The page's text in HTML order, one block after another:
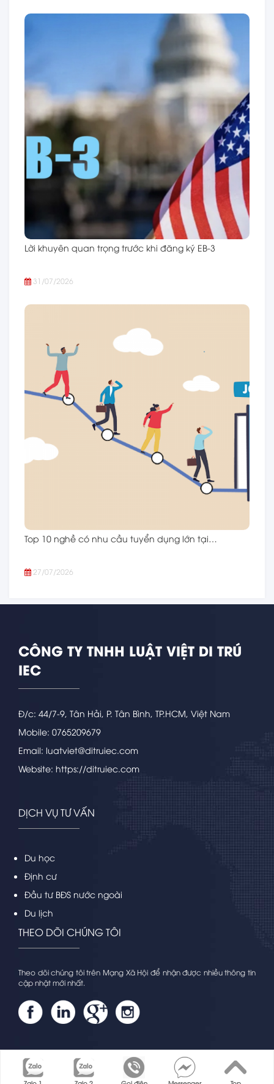
Lời khuyên quan trọng trước khi đăng ký EB-3
31/07/2026
Top 10 nghề có nhu cầu tuyển dụng lớn tại…
27/07/2026
CÔNG TY TNHH LUẬT VIỆT DI TRÚ
IEC
Đ/c: 44/7-9, Tân Hải, P. Tân Bình, TP.HCM, Việt Nam
Mobile: 0765209679
Email: luatviet@ditruiec.com
Website: https://ditruiec.com
DỊCH VỤ TƯ VẤN
Du học
Định cư
Đầu tư BĐS nước ngoài
Du lịch
THEO DÕI CHÚNG TÔI
Theo dõi chúng tôi trên Mạng Xã Hội để nhận được nhiều thông tin
cập nhật mới nhất.
Copyright by Ditruiec.com | Designed byRaccoon.vn